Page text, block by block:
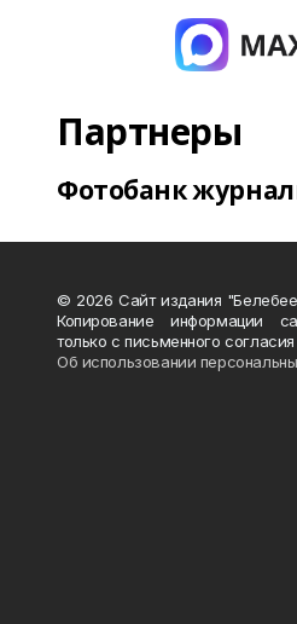
Партнеры
Фотобанк
© 2026 Сайт издания
Копирование информации
только с письменного
Об использовании